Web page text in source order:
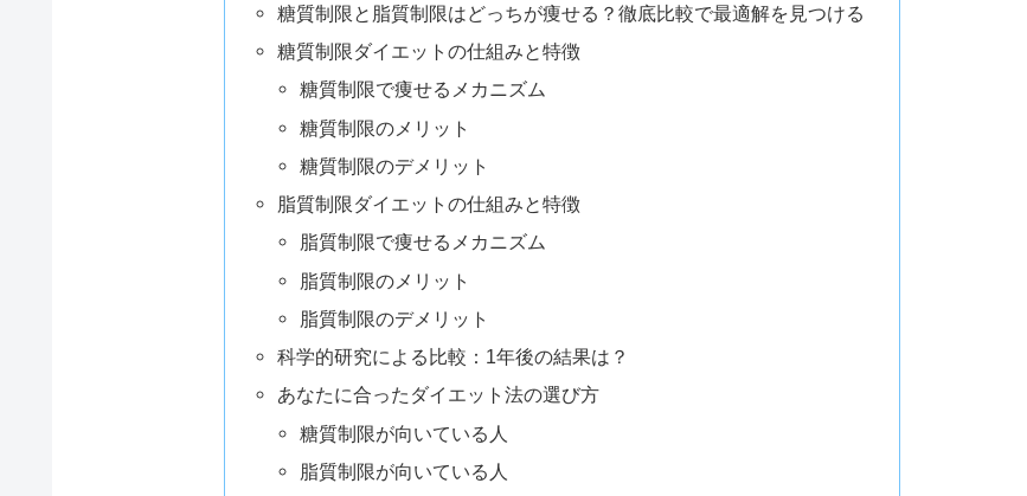
糖質制限と脂質制限はどっちが痩せる？徹底比較で最適解を見つける
糖質制限ダイエットの仕組みと特徴
糖質制限で痩せるメカニズム
糖質制限のメリット
糖質制限のデメリット
脂質制限ダイエットの仕組みと特徴
脂質制限で痩せるメカニズム
脂質制限のメリット
脂質制限のデメリット
科学的研究による比較：1年後の結果は？
あなたに合ったダイエット法の選び方
糖質制限が向いている人
脂質制限が向いている人